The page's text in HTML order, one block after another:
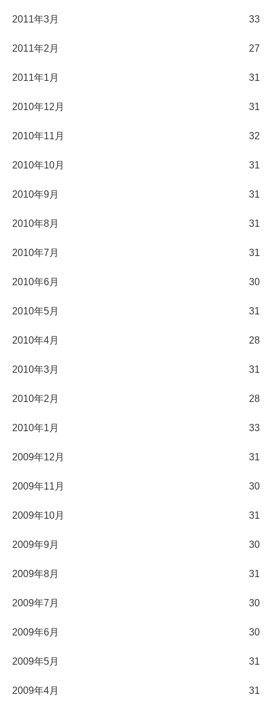
2011年3月 33
2011年2月 27
2011年1月 31
2010年12月 31
2010年11月 32
2010年10月 31
2010年9月 31
2010年8月 31
2010年7月 31
2010年6月 30
2010年5月 31
2010年4月 28
2010年3月 31
2010年2月 28
2010年1月 33
2009年12月 31
2009年11月 30
2009年10月 31
2009年9月 30
2009年8月 31
2009年7月 30
2009年6月 30
2009年5月 31
2009年4月 31